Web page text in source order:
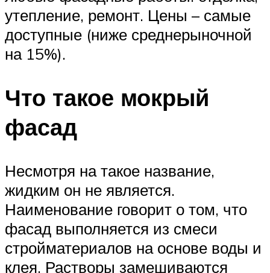
утепление, ремонт. Цены – самые
доступные (ниже среднерыночной
на 15%).
Что такое мокрый
фасад
Несмотря на такое название,
жидким он не является.
Наименование говорит о том, что
фасад выполняется из смеси
стройматериалов на основе воды и
клея. Растворы замешиваются